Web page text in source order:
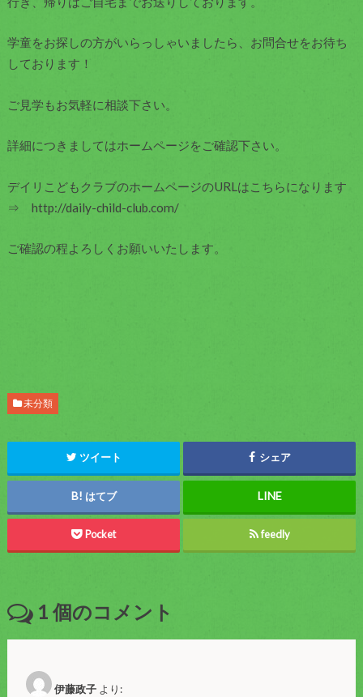
学童をお探しの方がいらっしゃいましたら、お問合せをお待ち
しております！
ご見学もお気軽に相談下さい。
詳細につきましてはホームページをご確認下さい。
デイリこどもクラブのホームページのURLはこちらになります
⇒ http://daily-child-club.com/
ご確認の程よろしくお願いいたします。
未分類
ツイート シェア
はてブ
Pocket feedly
1 個のコメント
伊藤政子 より: